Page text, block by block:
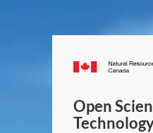
Open